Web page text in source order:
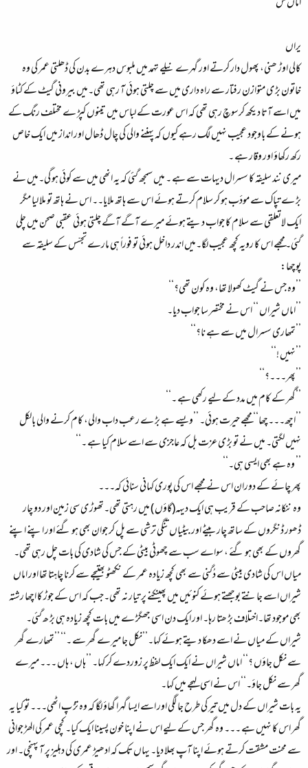
یراں
کالی اوڑ ھنی، پھول دار کرتے اور گہرے نیلے تہمد میں ملبوس دہرے بدن کی ڈھلتی عمر کی وہ
خاتون بڑ ی متوازن رفتار سے راہ داری میں سے چلتی ہوئی آ رہی تھی۔میں بیرونی گیٹ کے کٹاؤ
میں اسے آتا دیکھ کرسوچ رہی تھی کہ اس عورت کے لباس میں تینوں کپڑ ے مختلف رنگ کے
ہونے کے باوجود عجیب نہیں لگ رہے کیوں کہ پہننے والی کی چال ڈھال اور انداز میں ایک خاص
رکھ رکھاؤ اور وقار ہے ۔
میری نند سلیقہ کا سسرال دیہات سے ہے ۔ میں سمجھ گئی کہ یہ انھی میں سے کوئی ہو گی۔میں نے
بڑ ے تپاک سے مودٔب ہو کر سلام کرتے ہوئے اس سے ہاتھ ملایا۔۔ اس نے ہاتھ تو ملا لیا مگر
ایک لاتعلقی سے سلام کا جواب دیتے ہوئے میرے آگے آگے چلتی ہوئی عقبی صحن میں چلی
گئی۔مجھے اس کا رویہ کچھ عجیب لگا۔میں اندر داخل ہوئی تو فوراً ہی مارے تجسّس کے سلیقہ سے
پوچھا:
’’وہ جس نے گیٹ کھولا تھا، وہ کون تھی؟‘‘
’’اماں شیراں ‘‘ اس نے مختصر سا جواب دیا۔
’’تمھاری سسرال میں سے ہے نا؟‘‘
’’نہیں !‘‘
’’پھر۔۔۔؟‘‘
’’گھر کے کام میں مدد کے لیے رکھی ہے ۔‘‘
’’اچھ۔۔۔چھا‘‘ مجھے حیرت ہوئی۔ ’’ویسے ہے بڑ ے رعب داب والی، کام کرنے والی بالکل
نہیں لگتی۔ میں نے تو بڑ ی عزت بل کہ عاجزی سے اسے سلام کیا ہے ۔‘‘
’’ وہ ہے بھی ایسی ہی۔‘‘
پھر چائے کے دوران اس نے مجھے اس کی پوری کہانی سنائی کہ۔۔۔
وہ ننکانہ صاحب کے قریب ہی ایک دیہہ(گاؤں ) میں رہتی تھی۔تھوڑ ی سی زمین اور دو چار
ڈھور ڈنگروں کے ساتھ چار بیٹے اور بیٹیاں تنگی ترشی سے پل کر جوان بھی ہو گئے اور اپنے اپنے
گھروں کے بھی ہو گئے ، سواے سب سے چھوٹی بیٹی کے جس کی شادی کی بات چل رہی تھی۔
میاں اس کی شادی بیٹی سے دُگنی سے بھی کچھ زیادہ عمر کے نکھٹو بھتیجے سے کرنا چاہتا تھا اور اماں
شیراں اسے جانتے بوجھتے ہوئے کنوئیں میں پھینکنے پر تیار نہ تھی۔جب کہ اس کے جوڑ کا اچھا رشتہ
بھی موجود تھا۔اختلاف بڑ ھتا رہا۔ اور ایک دن اسی جھگڑ ے میں بات کچھ زیادہ ہی بڑ ھ گئی۔
شیراں کے میاں نے اسے دھکا دیتے ہوئے کہا۔’’نکل جا میرے گھر سے ۔‘‘ ’’تمھارے گھر
سے نکل جاؤں ؟‘‘ اماں شیراں نے ایک ایک لفظ پر زوردے کر کہا۔ ’’ہاں ، ہاں ۔۔۔ میرے
گھر سے نکل جاؤ۔‘‘ اس نے اسی لہجے میں کہا۔
یہ بات شیراں کے دل میں تیر کی طرح جا لگی اور اسے ایسا گہرا گھاؤ لگا کہ وہ تڑ پ اٹھی۔۔۔ تو کیا یہ
گھر اس کا نہیں ہے ۔۔۔ وہ گھر جس کے لیے اس نے اپنا خون پسینا ایک کیا۔ کچی عمر کی الھڑ جوانی
سے محنت مشقت کرتے ہوئے اپنا آپ بھلا دیا۔ یہاں تک کہ ادھیڑ عمری کی دہلیز پر آ پہنچی۔ اور